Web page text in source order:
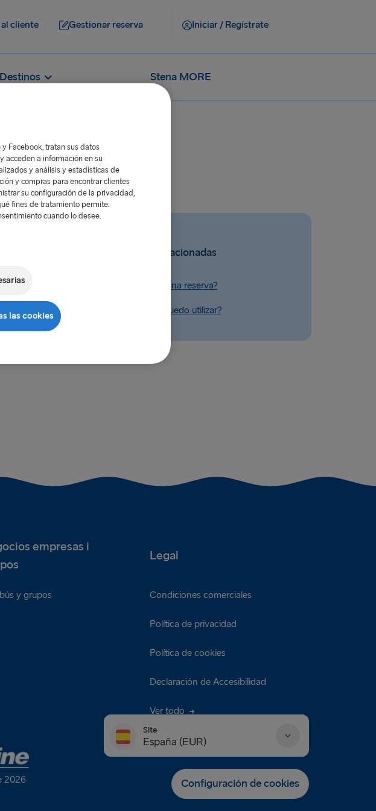
cliente Gestionar reserva Iniciar / Regístrate
Destinos Stena MORE
Preguntas relacionadas
¿Cómo pago el saldo de una reserva?
¿Qué métodos de pago puedo utilizar?
empresas i
Legal
y grupos Condiciones comerciales
Política de privacidad
Política de cookies
Declaración de Accesibilidad
Ver todo
2026
Site
España (EUR)
Danmark (DKK)
Deutschland (EUR)
Configuración de cookies
Facebook, tratan sus datos
acceden a información en su
y análisis y estadísticas de
y compras para encontrar clientes
su configuración de la privacidad,
fines de tratamiento permite.
cuando lo desee.
las cookies